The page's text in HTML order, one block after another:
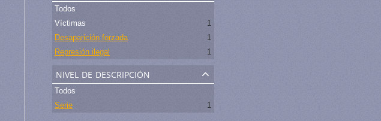
Todos
Víctimas
1
Desaparición forzada
1
Represión ilegal
1
nivel de descripción
Todos
Serie
1